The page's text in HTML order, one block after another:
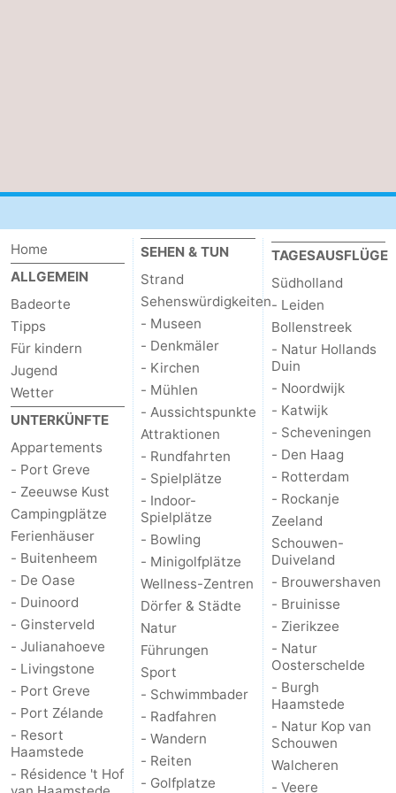
Oosterschelde
Burgh
Haamstede
-
Natur
Kop
van
Schouwen
Walcheren
-
Veere
-
Natur
Oranjezon
-
Oostkapelle
-
de
Mantelingen
Domburg
-
Zoutelande
-
Vlissingen
Middelburg
Kontakt
Home
ALLGEMEIN
Badeorte
Tipps
Für kindern
Jugend
Wetter
UNTERKÜNFTE
Appartements
- Port Greve
- Zeeuwse Kust
Campingplätze
Ferienhäuser
- Buitenheem
- De Oase
- Duinoord
- Ginsterveld
- Julianahoeve
- Livingstone
- Port Greve
- Port Zélande
- Resort
Haamstede
- Résidence 't Hof
SEHEN & TUN
Strand
Sehenswürdigkeiten
- Museen
- Denkmäler
- Kirchen
- Mühlen
- Aussichtspunkte
Attraktionen
- Rundfahrten
- Spielplätze
- Indoor-
Spielplätze
- Bowling
- Minigolfplätze
Wellness-Zentren
Dörfer & Städte
Natur
Führungen
Sport
- Schwimmbader
- Radfahren
- Wandern
- Reiten
- Golfplatze
TAGESAUSFLÜGE
Südholland
- Leiden
Bollenstreek
- Natur Hollands
Duin
- Noordwijk
- Katwijk
- Scheveningen
- Den Haag
- Rotterdam
- Rockanje
Zeeland
Schouwen-
Duiveland
- Brouwershaven
- Bruinisse
- Zierikzee
- Natur
Oosterschelde
- Burgh
Haamstede
- Natur Kop van
Schouwen
Walcheren
- Veere